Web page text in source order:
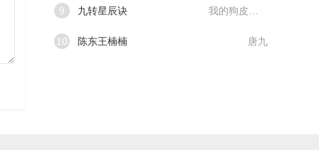
9 九转星辰诀
10 陈东王楠楠 唐九